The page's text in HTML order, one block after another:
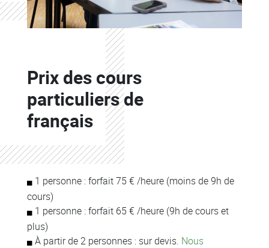
Colonne
Prix des cours
particuliers de
français
Colonne
1 personne : forfait 75 € /heure (moins de 9h de
cours)
1 personne : forfait 65 € /heure (9h de cours et
plus)
À partir de 2 personnes : sur devis. Nous